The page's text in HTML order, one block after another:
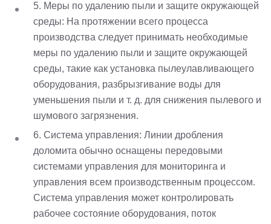
5. Меры по удалению пыли и защите окружающей
среды: На протяжении всего процесса
производства следует принимать необходимые
меры по удалению пыли и защите окружающей
среды, такие как установка пылеулавливающего
оборудования, разбрызгивание воды для
уменьшения пыли и т. д. для снижения пылевого и
шумового загрязнения.
6. Система управления: Линии дробления
доломита обычно оснащены передовыми
системами управления для мониторинга и
управления всем производственным процессом.
Система управления может контролировать
рабочее состояние оборудования, поток